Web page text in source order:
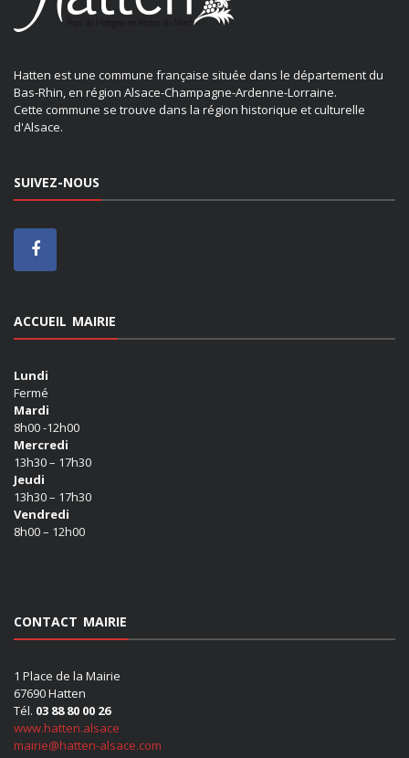
Hatten est une commune française située dans le département du
Bas-Rhin, en région Alsace-Champagne-Ardenne-Lorraine.
Cette commune se trouve dans la région historique et culturelle
d'Alsace.
SUIVEZ-NOUS
ACCUEIL MAIRIE
Lundi
Fermé
Mardi
8h00 -12h00
Mercredi
13h30 – 17h30
Jeudi
13h30 – 17h30
Vendredi
8h00 – 12h00
CONTACT MAIRIE
1 Place de la Mairie
67690 Hatten
Tél. 03 88 80 00 26
www.hatten.alsace
mairie@hatten-alsace.com